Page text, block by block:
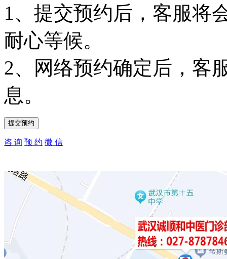
1、提交预约后，客服将
耐心等候。
2、网络预约确定后，客
息。
咨 询 预 约 微 信